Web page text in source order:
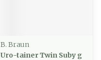
B. Braun
Uro-tainer Twin Suby g